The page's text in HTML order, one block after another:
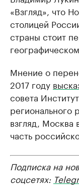
«Взгляд», что
столицей
страны стоит
Мнение о
2017 году
совета
регионального
взгляд, Москва
часть
Подписка на
соцсетях: